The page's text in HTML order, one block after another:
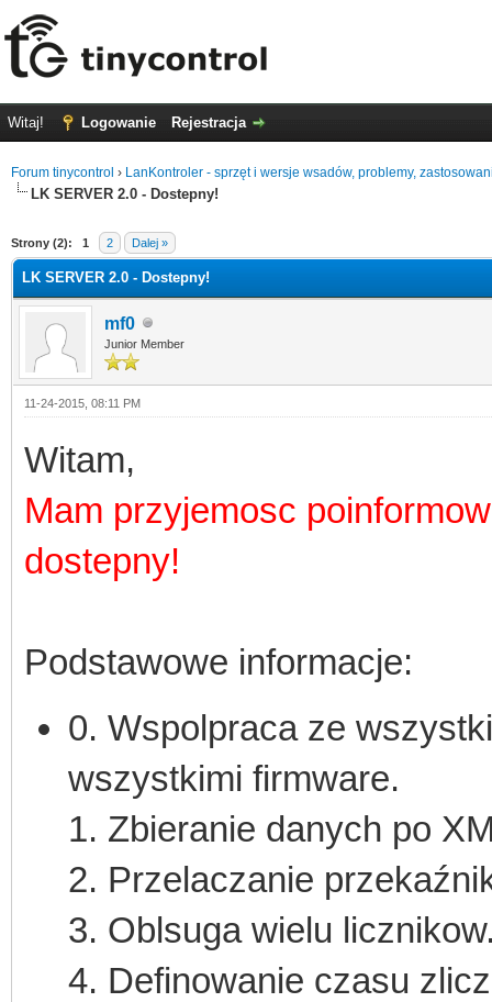
Witaj! Logowanie Rejestracja
Forum tinycontrol › LanKontroler - sprzęt i wersje wsadów, problemy,
LK SERVER 2.0 - Dostepny!
Strony (2): 1 2 Dalej »
LK SERVER 2.0 - Dostepny!
mf0
Junior Member
11-24-2015, 08:11 PM
Witam,
Mam przyjemosc
dostepny!
Podstawowe informacje:
0. Wspolpraca ze
wszystkimi firmware.
1. Zbieranie danych po
2. Przelaczanie
3. Oblsuga wielu
4. Definowanie czasu